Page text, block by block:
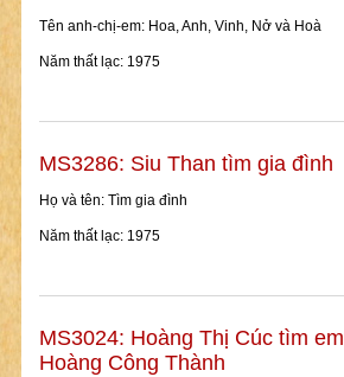
Tên anh-chị-em: Hoa, Anh, Vinh, Nở và Hoà
Năm thất lạc: 1975
MS3286: Siu Than tìm gia đình
Họ và tên: Tìm gia đình
Năm thất lạc: 1975
MS3024: Hoàng Thị Cúc tìm em
Hoàng Công Thành